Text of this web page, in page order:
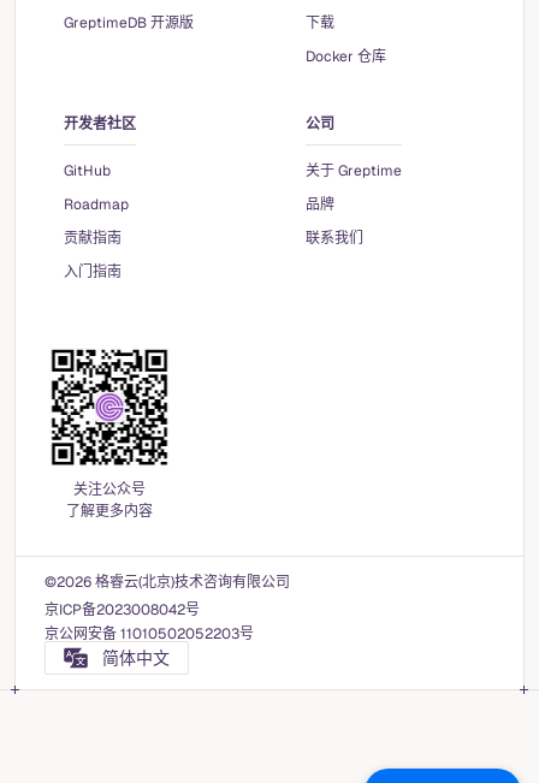
GreptimeDB 开源版
下载
Docker 仓库
开发者社区
GitHub
Roadmap
贡献指南
入门指南
公司
关于 Greptime
品牌
联系我们
关注公众号
了解更多内容
©2026 格睿云(北京)技术咨询有限公司
京ICP备2023008042号
京公网安备 11010502052203号
简体中文